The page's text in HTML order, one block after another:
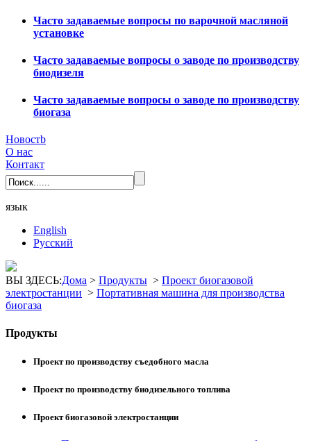
Часто задаваемые вопросы по варочной масляной
установке
Часто задаваемые вопросы о заводе по производству
биодизеля
Часто задаваемые вопросы о заводе по производству
биогаза
Новостb
О нас
Контакт
язык
English
Pусский
ВЫ ЗДЕСЬ:Дома > Продукты > Проект биогазовой
электростанции > Портативная машина для производства
биогаза
Продукты
Проект по производству съедобного масла
Проект по производству биодизельного топлива
Проект биогазовой электростанции